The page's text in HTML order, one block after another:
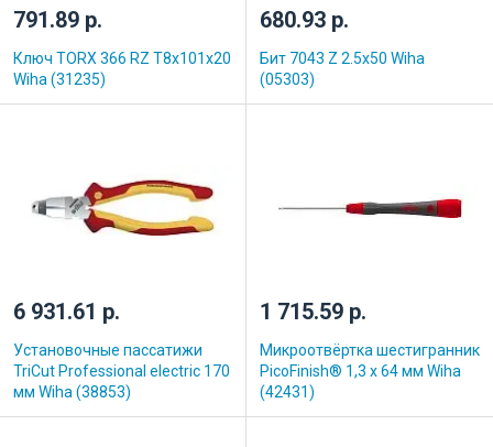
791.89 р.
Ключ TORX 366 RZ T8x101x20
Wiha (31235)
680.93 р.
Бит 7043 Z 2.5x50 Wiha
(05303)
6 931.61 р.
Установочные пассатижи
TriCut Professional electric 170
мм Wiha (38853)
1 715.59 р.
Микроотвёртка шестигранник
PicoFinish® 1,3 x 64 мм Wiha
(42431)